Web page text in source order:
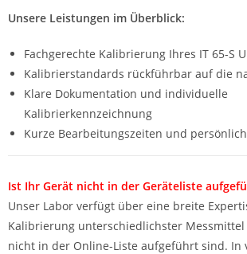
Unsere Leistungen im Überblick:
Fachgerechte Kalibrierung Ihres IT 65-S
Kalibrierstandards rückführbar auf die
Klare Dokumentation und individuelle
Kalibrierkennzeichnung
Kurze Bearbeitungszeiten und
Ist Ihr Gerät nicht in der Geräteliste
Unser Labor verfügt über eine breite
Kalibrierung unterschiedlichster Messmittel
nicht in der Online-Liste aufgeführt sind. In